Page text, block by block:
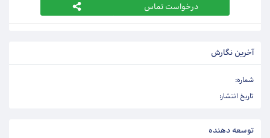
درخواست تماس
آخرین نگارش
شماره:
تاریخ انتشار:
توسعه دهنده